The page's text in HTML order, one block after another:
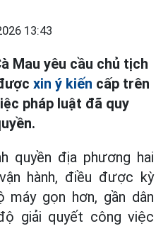
13:43
Mau yêu cầu chủ tịch
xin ý kiến cấp trên
pháp luật đã quy
quyền địa phương hai
hành, điều được kỳ
gọn hơn, gần dân
giải quyết công việc